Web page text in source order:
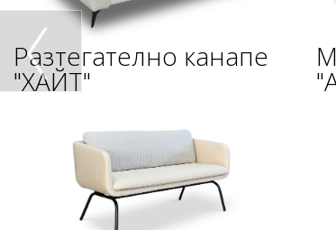
Разтегателно канапе
"ХАЙТ"